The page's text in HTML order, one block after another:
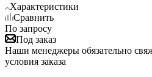
Характеристики
Сравнить
По запросу
Под заказ
Наши менеджеры обязательно
условия заказа